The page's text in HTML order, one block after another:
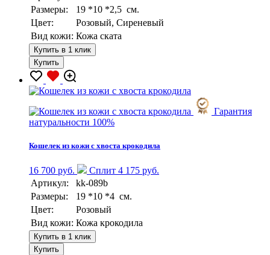
Размеры:
19 *10 *2,5 см.
Цвет:
Розовый, Сиреневый
Вид кожи: Кожа ската
Купить в 1 клик
Купить
Гарантия
натуральности 100%
Кошелек из кожи с хвоста крокодила
16 700 руб.
Сплит 4 175 руб.
Артикул:
kk-089b
Размеры:
19 *10 *4 см.
Цвет:
Розовый
Вид кожи: Кожа крокодила
Купить в 1 клик
Купить